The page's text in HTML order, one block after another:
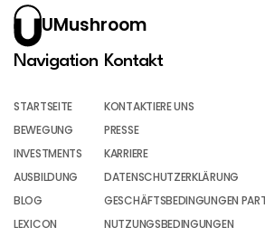
UMushroom
Navigation
STARTSEITE
BEWEGUNG
INVESTMENTS
AUSBILDUNG
BLOG
LEXICON
Kontakt
KONTAKTIERE UNS
PRESSE
KARRIERE
DATENSCHUTZERKLÄRUNG
GESCHÄFTSBEDINGUNGEN
NUTZUNGSBEDINGUNGEN